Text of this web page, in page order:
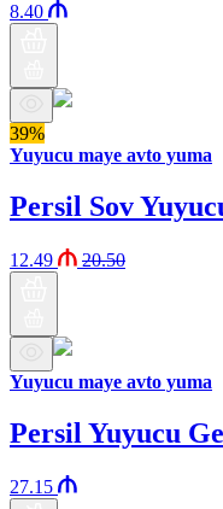
8.40
39%
Yuyucu maye avto yuma
Persil Sov
12.49 20.50
Yuyucu maye avto yuma
Persil Yuyucu
27.15